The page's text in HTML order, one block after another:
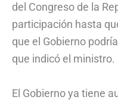
del Congreso de la
participación hasta
que el Gobierno
que indicó el ministro.
El Gobierno ya tiene